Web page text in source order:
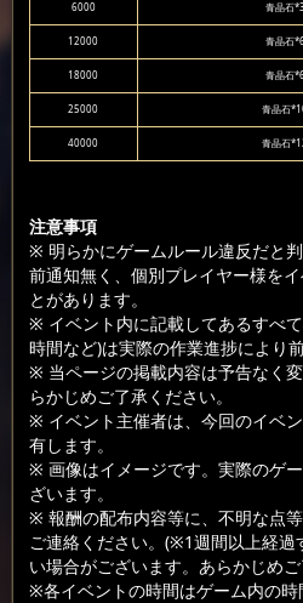
6000 青晶石
12000 青晶石
18000 青晶石
25000 青晶石
40000 青晶石
注意事項
※ 明らかにゲームルール違反だと
前通知無く、個別プレイヤー様を
とがあります。
※ イベント内に記載してあるすべ
時間など)は実際の作業進捗により
※ 当ページの掲載内容は予告なく
らかじめご了承ください。
※ イベント主催者は、今回のイベ
有します。
※ 画像はイメージです。実際のゲ
ざいます。
※ 報酬の配布内容等に、不明な点
ご連絡ください。(※1週間以上経過
い場合がございます。あらかじめ
※各イベントの時間はゲーム内の時